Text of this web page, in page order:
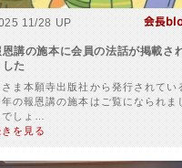
11/28 UP
恩講の施本に会員の法話が掲載さ
した
さま本願寺出版社から発行されてい
年の報恩講の施本はご覧になられま
でしょ…
きを見る